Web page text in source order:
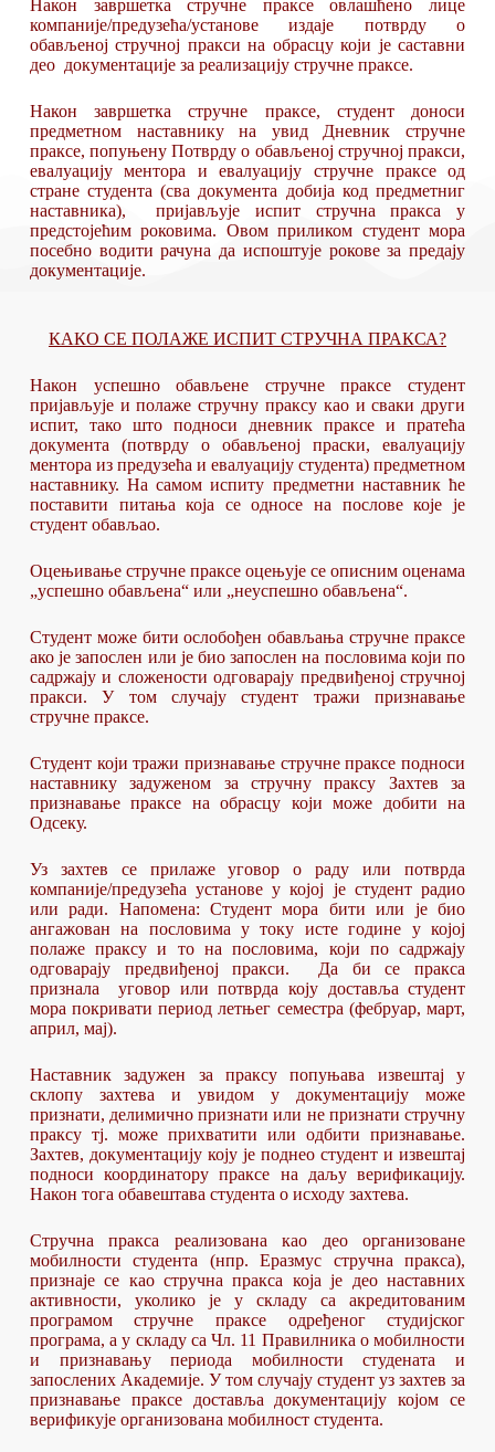
Након завршетка стручне праксе овлашћено лице
компаније/предузећа/установе издаје потврду о
обављеној стручној пракси на обрасцу који је саставни
део документације за реализацију стручне праксе.
Након завршетка стручне праксе, студент доноси
предметном наставнику на увид Дневник стручне
праксе, попуњену Потврду о обављеној стручној пракси,
евалуацију ментора и евалуацију стручне праксе од
стране студента (сва документа добија код предметниг
наставника), пријављује испит стручна пракса у
предстојећим роковима. Овом приликом студент мора
посебно водити рачуна да испоштује рокове за предају
документације.
КАКО СЕ ПОЛАЖЕ ИСПИТ СТРУЧНА ПРАКСА?
Након успешно обављене стручне праксе студент
пријављује и полаже стручну праксу као и сваки други
испит, тако што подноси дневник праксе и пратећа
документа (потврду о обављеној праски, евалуацију
ментора из предузећа и евалуацију студента) предметном
наставнику. На самом испиту предметни наставник ће
поставити питања која се односе на послове које је
студент обављао.
Оцењивање стручне праксе оцењује се описним оценама
„успешно обављена“ или „неуспешно обављена“.
Студент може бити ослобођен обављања стручне праксе
ако је запослен или је био запослен на пословима који по
садржају и сложености одговарају предвиђеној стручној
пракси. У том случају студент тражи признавање
стручне праксе.
Студент који тражи признавање стручне праксе подноси
наставнику задуженом за стручну праксу Захтев за
признавање праксе на обрасцу који може добити на
Одсеку.
Уз захтев се прилаже уговор о раду или потврда
компаније/предузећа установе у којој је студент радио
или ради. Напомена: Студент мора бити или је био
ангажован на пословима у току исте године у којој
полаже праксу и то на пословима, који по садржају
одговарају предвиђеној пракси. Да би се пракса
признала уговор или потврда коју доставља студент
мора покривати период летњег семестра (фебруар, март,
април, мај).
Наставник задужен за праксу попуњава извештај у
склопу захтева и увидом у документацију може
признати, делимично признати или не признати стручну
праксу тј. може прихватити или одбити признавање.
Захтев, документацију коју је поднео студент и извештај
подноси координатору праксе на даљу верификацију.
Након тога обавештава студента о исходу захтева.
Стручна пракса реализована као део организоване
мобилности студента (нпр. Еразмус стручна пракса),
признаје се као стручна пракса која је део наставних
активности, уколико је у складу са акредитованим
програмом стручне праксе одређеног студијског
програма, а у складу са Чл. 11 Правилника о мобилности
и признавању периода мобилности студената и
запослених Академије. У том случају студент уз захтев за
признавање праксе доставља документацију којом се
верификује организована мобилност студента.